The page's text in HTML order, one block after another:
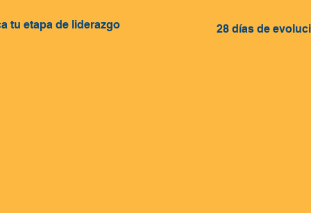
tu etapa de liderazgo 28 días de